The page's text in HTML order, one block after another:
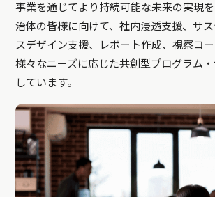
事業を通じてより持続可能な未来の実現
治体の皆様に向けて、社内浸透支援、サ
スデザイン支援、レポート作成、視察コー
様々なニーズに応じた共創型プログラム
しています。